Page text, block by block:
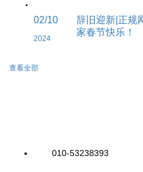
02/10
2024
辞旧迎新|正规
家春节快乐！
查看全部
010-53238393